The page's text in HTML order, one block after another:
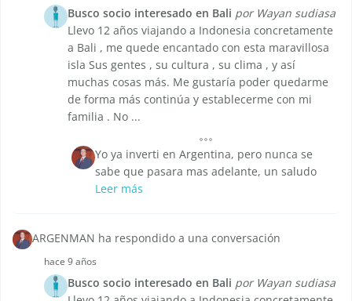
Busco socio interesado en Bali por Wayan sudiasa
Llevo 12 años viajando a Indonesia concretamente
a Bali , me quede encantado con esta maravillosa
isla Sus gentes , su cultura , su clima , y así
muchas cosas más. Me gustaría poder quedarme
de forma más continúa y establecerme con mi
familia . No ...
Yo ya inverti en Argentina, pero nunca se
sabe que pasara mas adelante, un saludo
Leer más
ARGENMAN ha respondido a una conversación
hace 9 años
Busco socio interesado en Bali por Wayan sudiasa